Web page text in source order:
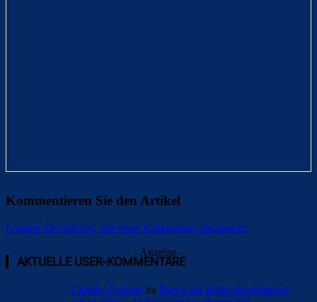
Kommentieren Sie den Artikel
Loggen Sie sich ein, um einen Kommentar abzugeben
- Anzeige -
AKTUELLE USER-KOMMENTARE
Clouds: Experte zu Barça mit Rodri anscheinend